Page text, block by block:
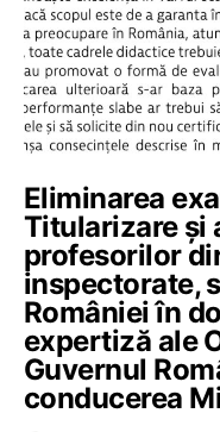
Eliminarea
Titularizare și
profesorilor
inspectorate,
României în
expertiză ale
Guvernul
conducerea